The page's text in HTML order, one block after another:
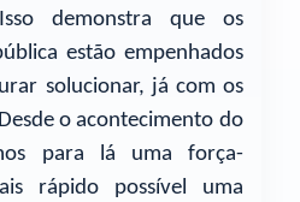
demonstra que os
estão empenhados
solucionar, já com os
o acontecimento do
para lá uma força-
rápido possível uma